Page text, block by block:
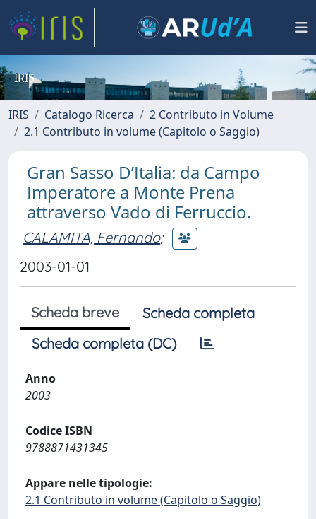
IRIS
IRIS Catalogo Ricerca
2 Contributo in Volume
2.1 Contributo in volume (Capitolo o Saggio)
Gran Sasso D’Italia: da Campo
Imperatore a Monte Prena
attraverso Vado di Ferruccio.
CALAMITA, Fernando;
2003-01-01
Scheda breve
Scheda completa
Scheda completa (DC)
Anno
2003
Codice ISBN
9788871431345
Appare nelle tipologie:
2.1 Contributo in volume (Capitolo o Saggio)